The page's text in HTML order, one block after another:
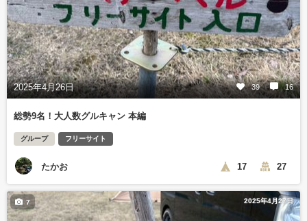
2025年4月26日 39 16
総勢9名！大人数グルキャン 本編
グループ フリーサイト
たかお 17 27
2025年4月27日
7